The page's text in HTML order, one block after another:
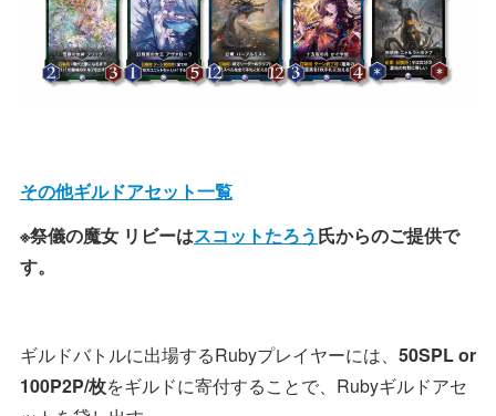
その他ギルドアセット一覧
※祭儀の魔女 リビーはスコットたろう氏からのご提供で
す。
ギルドバトルに出場するRubyプレイヤーには、 50SPL or
100P2P/枚をギルドに寄付することで、Rubyギルドアセ